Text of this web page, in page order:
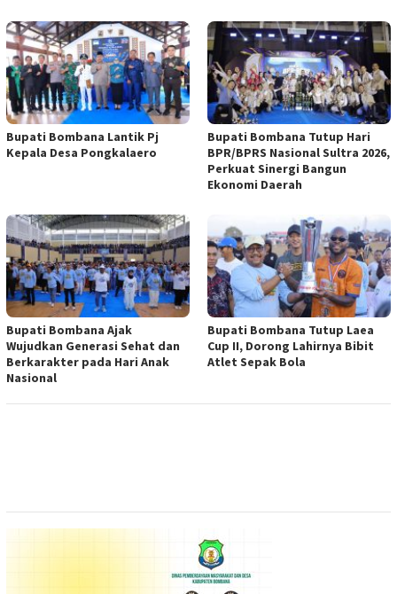
Bupati Bombana Lantik Pj
Kepala Desa Pongkalaero
Bupati Bombana Tutup Hari
BPR/BPRS Nasional Sultra 2026,
Perkuat Sinergi Bangun
Ekonomi Daerah
Bupati Bombana Ajak
Wujudkan Generasi Sehat dan
Berkarakter pada Hari Anak
Nasional
Bupati Bombana Tutup Laea
Cup II, Dorong Lahirnya Bibit
Atlet Sepak Bola